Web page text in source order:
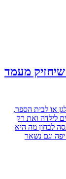
מעמד
הספר,
ואת רק
מה היא
נשאר